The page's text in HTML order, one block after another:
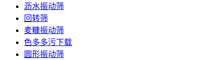
沥水振动筛
回转筛
麦糠振动筛
色多多污下载
圆形振动筛